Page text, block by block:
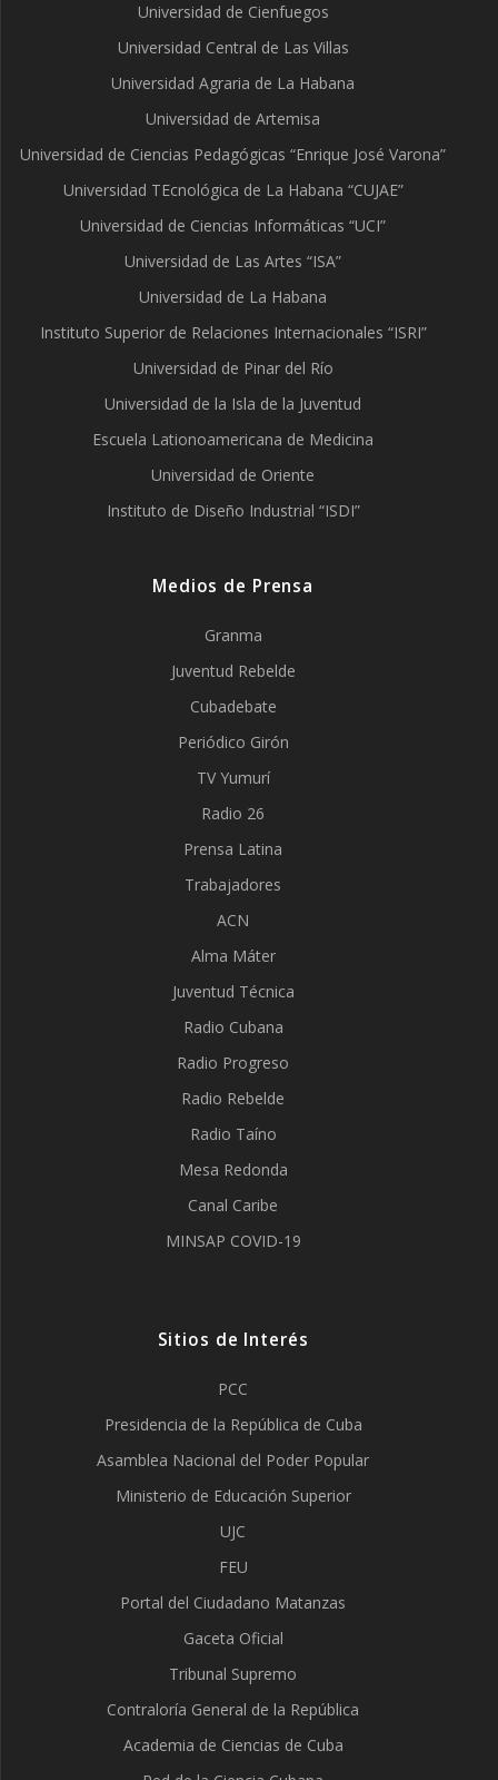
Universidad de Cienfuegos
Universidad Central de Las Villas
Universidad Agraria de La Habana
Universidad de Artemisa
Universidad de Ciencias Pedagógicas “Enrique José Varona”
Universidad TEcnológica de La Habana “CUJAE”
Universidad de Ciencias Informáticas “UCI”
Universidad de Las Artes “ISA”
Universidad de La Habana
Instituto Superior de Relaciones Internacionales “ISRI”
Universidad de Pinar del Río
Universidad de la Isla de la Juventud
Escuela Lationoamericana de Medicina
Universidad de Oriente
Instituto de Diseño Industrial “ISDI”
Medios de Prensa
Granma
Juventud Rebelde
Cubadebate
Periódico Girón
TV Yumurí
Radio 26
Prensa Latina
Trabajadores
ACN
Alma Máter
Juventud Técnica
Radio Cubana
Radio Progreso
Radio Rebelde
Radio Taíno
Mesa Redonda
Canal Caribe
MINSAP COVID-19
Sitios de Interés
PCC
Presidencia de la República de Cuba
Asamblea Nacional del Poder Popular
Ministerio de Educación Superior
UJC
FEU
Portal del Ciudadano Matanzas
Gaceta Oficial
Tribunal Supremo
Contraloría General de la República
Academia de Ciencias de Cuba